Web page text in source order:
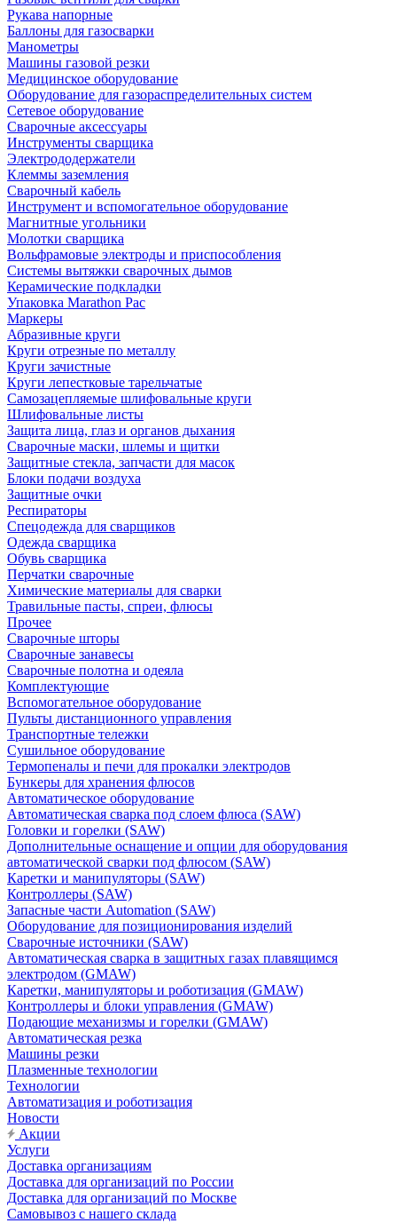
Рукава напорные
Баллоны для газосварки
Манометры
Машины газовой резки
Медицинское оборудование
Оборудование для газораспределительных систем
Сетевое оборудование
Сварочные аксессуары
Инструменты сварщика
Электрододержатели
Клеммы заземления
Сварочный кабель
Инструмент и вспомогательное оборудование
Магнитные угольники
Молотки сварщика
Вольфрамовые электроды и приспособления
Системы вытяжки сварочных дымов
Керамические подкладки
Упаковка Marathon Pac
Маркеры
Абразивные круги
Круги отрезные по металлу
Круги зачистные
Круги лепестковые тарельчатые
Самозацепляемые шлифовальные круги
Шлифовальные листы
Защита лица, глаз и органов дыхания
Сварочные маски, шлемы и щитки
Защитные стекла, запчасти для масок
Блоки подачи воздуха
Защитные очки
Респираторы
Спецодежда для сварщиков
Одежда сварщика
Обувь сварщика
Перчатки сварочные
Химические материалы для сварки
Травильные пасты, спреи, флюсы
Прочее
Сварочные шторы
Сварочные занавесы
Сварочные полотна и одеяла
Комплектующие
Вспомогательное оборудование
Пульты дистанционного управления
Транспортные тележки
Сушильное оборудование
Термопеналы и печи для прокалки электродов
Бункеры для хранения флюсов
Автоматическое оборудование
Автоматическая сварка под слоем флюса (SAW)
Головки и горелки (SAW)
Дополнительные оснащение и опции для оборудования
автоматической сварки под флюсом (SAW)
Каретки и манипуляторы (SAW)
Контроллеры (SAW)
Запасные части Automation (SAW)
Оборудование для позиционирования изделий
Сварочные источники (SAW)
Автоматическая сварка в защитных газах плавящимся
электродом (GMAW)
Каретки, манипуляторы и роботизация (GMAW)
Контроллеры и блоки управления (GMAW)
Подающие механизмы и горелки (GMAW)
Автоматическая резка
Машины резки
Плазменные технологии
Технологии
Автоматизация и роботизация
Новости
Акции
Услуги
Доставка организациям
Доставка для организаций по России
Доставка для организаций по Москве
Самовывоз с нашего склада